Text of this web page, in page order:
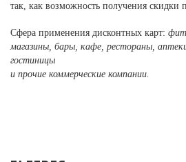
так, как возможность получения скидки
Сфера применения дисконтных карт:
магазины, бары, кафе, рестораны,
гостиницы
и прочие коммерческие компании.